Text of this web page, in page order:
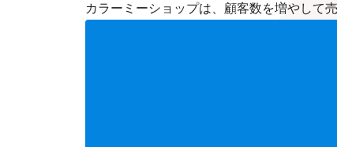
カラーミーショップは、顧客数を増やして